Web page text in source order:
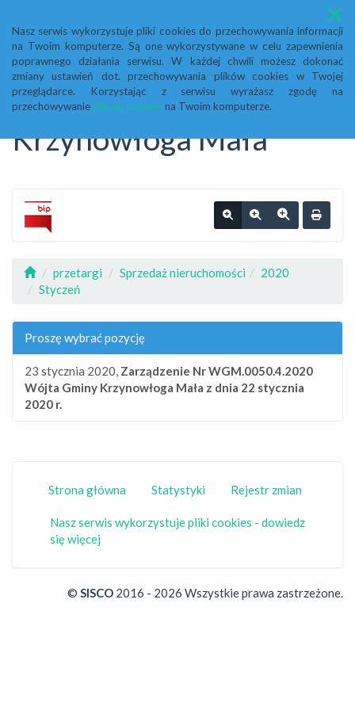
Nasz serwis wykorzystuje pliki cookies do przechowywania informacji
na Twoim komputerze. Są one wykorzystywane w celu zapewnienia
poprawnego działania serwisu. W każdej chwili możesz dokonać
zmiany ustawień dot. przechowywania plików cookies w Twojej
przeglądarce. Korzystając z serwisu wyrażasz zgodę na
przechowywanie plików cookiesna Twoim komputerze.
Menu
Biuletyn Informacji
Publicznej Urząd Gminy
Krzynowłoga Mała
przetargi Sprzedaż nieruchomości
2020
Styczeń
Proszę wybrać pozycję
23 stycznia 2020, Zarządzenie Nr WGM.0050.4.2020
Wójta Gminy Krzynowłoga Mała z dnia 22 stycznia
2020 r.
Strona główna Statystyki Rejestr zmian
Nasz serwis wykorzystuje pliki cookies - dowiedz
się więcej
© SISCO 2016 - 2026 Wszystkie prawa zastrzeżone.